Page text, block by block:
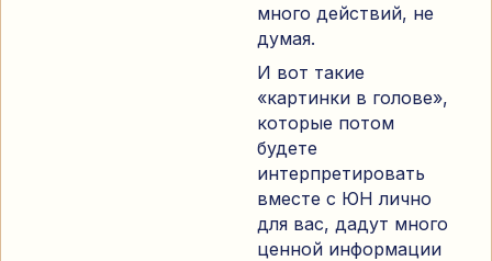
много действий, не
думая.
И вот такие
«картинки в голове»,
которые потом
будете
интерпретировать
вместе с ЮН лично
для вас, дадут много
ценной информации